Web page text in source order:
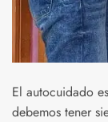
El autocuidado
debemos tener